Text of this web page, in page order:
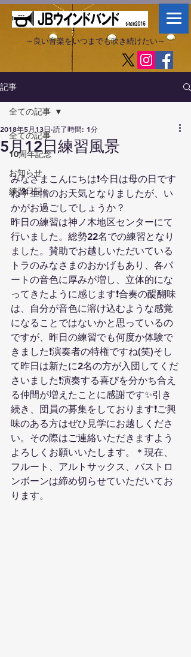
～良い音楽をいつまでも吹き続けたい～​
記事
全ての記事
10周年記念
お知らせ
練習日記
全ての記事
5月12日練習風景
2018年5月13日 読了時間: 1分
みなさまこんにちは❗️今日は母の日です
ね💐生憎のお天気となりましたが、い
かがお過ごしでしょうか？
昨日の練習は神ノ木地区センターにて
行いました。総勢22名での練習となり
ました。賛助でお越しいただいている
トラのみなさまのおかげもあり、各パ
ートの音色に厚みが増し、立体的にな
ってきたように感じます❗️合奏の醍醐味
は、自分が音色に溶け込むような感覚
になることではないかと思っているの
ですが、昨日の練習でも何度か体験で
きました❗️演奏者の特権ですね(笑)そし
て昨日は新たに2名の方が入団してくだ
さいました❗️演奏する喜びを分かち合え
る仲間が増えたことに感謝です✨引き
続き、団員の募集をしております❗️ご興
味のある方はぜひ見学にお越しくださ
い。その際はご連絡いただきますよう
よろしくお願いいたします。＊現在、
フルート、アルトサックス、バストロ
ンボーンは締め切らせていただいてお
ります。